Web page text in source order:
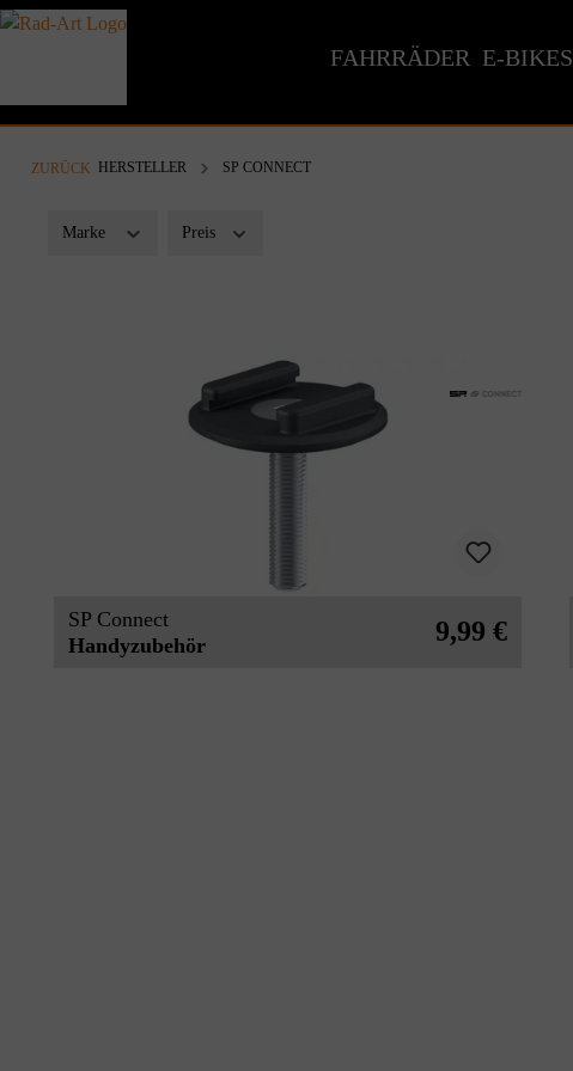
springen
FAHRRÄDER E-BIKES
ZURÜCK HERSTELLER SP CONNECT
Marke Preis
SP Connect
Handyzubehör
9,99 €